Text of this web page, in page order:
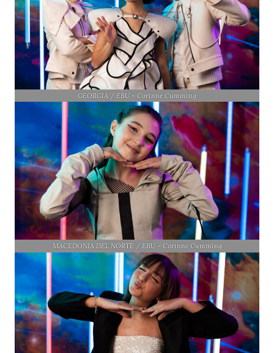
GEORGIA / EBU – Corinne Cumming
MACEDONIA DEL NORTE / EBU – Corinne Cumming